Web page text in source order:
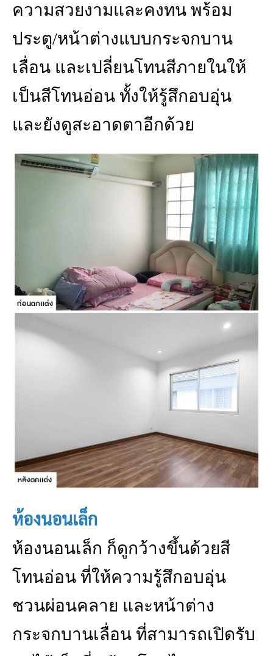
ความสวยงามและคงทน พร้อม
ประตู/หน้าต่างแบบกระจกบาน
เลื่อน และเปลี่ยนโทนสีภายในให้
เป็นสีโทนอ่อน ทั้งให้รู้สึกอบอุ่น
และยังดูสะอาดตาอีกด้วย
ห้องนอนเล็ก
ห้องนอนเล็ก ก็ดูกว้างขึ้นด้วยสี
โทนอ่อน ที่ให้ความรู้สึกอบอุ่น
ชวนผ่อนคลาย และหน้าต่าง
กระจกบานเลื่อน ที่สามารถเปิดรับ